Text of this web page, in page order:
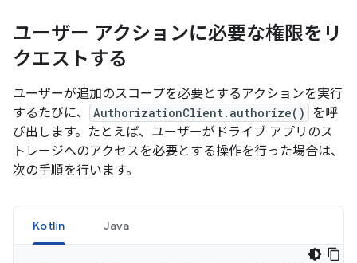
ユーザー アクションに必要な権限をリ
クエストする
ユーザーが追加のスコープを必要とするアクションを実行
するたびに、
AuthorizationClient.authorize()
を呼
び出します。たとえば、ユーザーがドライブ アプリのス
トレージへのアクセスを必要とする操作を行った場合は、
次の手順を行います。
Kotlin Java